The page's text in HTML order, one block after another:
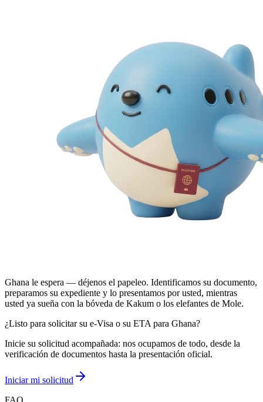
Ghana le espera — déjenos el papeleo. Identificamos su documento,
preparamos su expediente y lo presentamos por usted, mientras
usted ya sueña con la bóveda de Kakum o los elefantes de Mole.
¿Listo para solicitar su e-Visa o su ETA para Ghana?
Inicie su solicitud acompañada: nos ocupamos de todo, desde la
verificación de documentos hasta la presentación oficial.
Iniciar mi solicitud